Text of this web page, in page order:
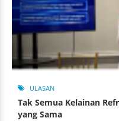
ULASAN
Tak Semua Kelainan
yang Sama